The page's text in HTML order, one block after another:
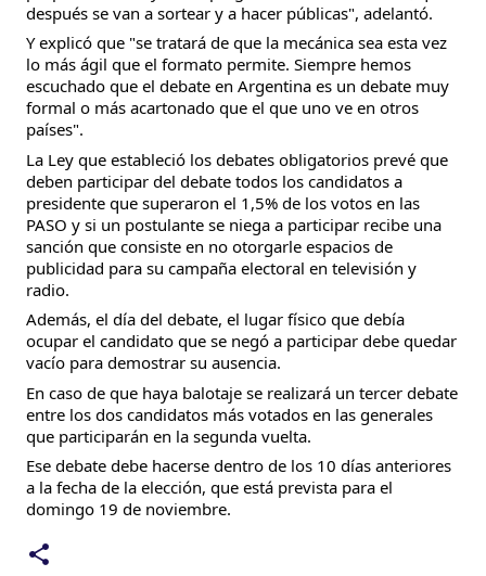
después se van a sortear y a hacer públicas", adelantó.
Y explicó que "se tratará de que la mecánica sea esta vez
lo más ágil que el formato permite. Siempre hemos
escuchado que el debate en Argentina es un debate muy
formal o más acartonado que el que uno ve en otros
países".
La Ley que estableció los debates obligatorios prevé que
deben participar del debate todos los candidatos a
presidente que superaron el 1,5% de los votos en las
PASO y si un postulante se niega a participar recibe una
sanción que consiste en no otorgarle espacios de
publicidad para su campaña electoral en televisión y
radio.
Además, el día del debate, el lugar físico que debía
ocupar el candidato que se negó a participar debe quedar
vacío para demostrar su ausencia.
En caso de que haya balotaje se realizará un tercer debate
entre los dos candidatos más votados en las generales
que participarán en la segunda vuelta.
Ese debate debe hacerse dentro de los 10 días anteriores
a la fecha de la elección, que está prevista para el
domingo 19 de noviembre.